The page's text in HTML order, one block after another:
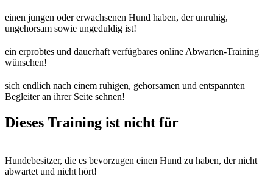
einen jungen oder erwachsenen Hund haben, der unruhig,
ungehorsam sowie ungeduldig ist!
ein erprobtes und dauerhaft verfügbares online Abwarten-Training
wünschen!
sich endlich nach einem ruhigen, gehorsamen und entspannten
Begleiter an ihrer Seite sehnen!
Dieses Training ist nicht für
Hundebesitzer, die es bevorzugen einen Hund zu haben, der nicht
abwartet und nicht hört!